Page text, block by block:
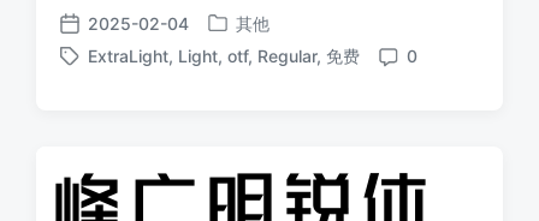
发
布
2025-02-04
发
布
其他
标
ExtraLight, Light, otf, Regular, 免费
评
0